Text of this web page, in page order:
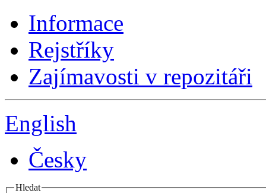
Informace
Rejstříky
Zajímavosti v repozitáři
English
Česky
Hledat